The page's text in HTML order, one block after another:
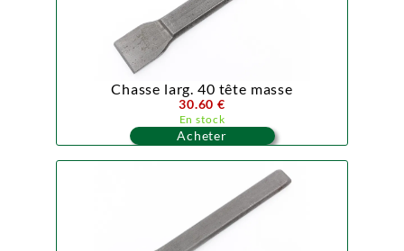
Chasse larg. 40 tête masse
30.60 €
En stock
Acheter